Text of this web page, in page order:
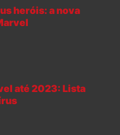
heróis: a nova
até 2023: Lista